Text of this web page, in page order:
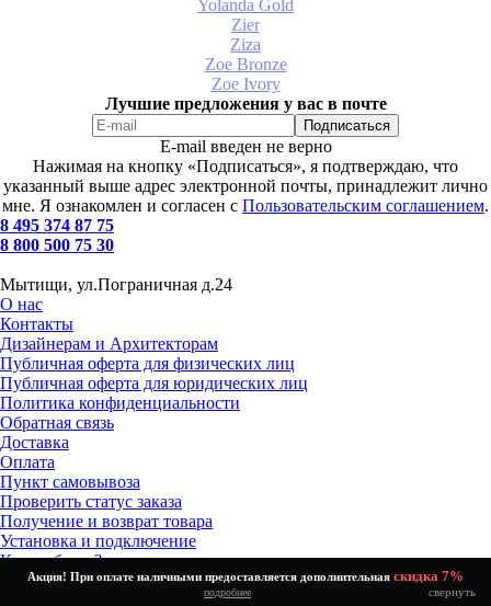
Акция! При оплате наличными предоставляется дополнительная скидка 7%
подробнее свернуть
Yolanda Gold
Zier
Ziza
Zoe Bronze
Zoe Ivory
Лучшие предложения у вас в почте
E-mail введен не верно
Нажимая на кнопку «Подписаться», я подтверждаю, что
указанный выше адрес электронной почты, принадлежит лично
мне. Я ознакомлен и согласен с Пользовательским соглашением.
8 495 374 87 75
8 800 500 75 30
Мытищи, ул.Пограничная д.24
О нас
Контакты
Дизайнерам и Архитекторам
Публичная оферта для физических лиц
Публичная оферта для юридических лиц
Политика конфиденциальности
Обратная связь
Доставка
Оплата
Пункт самовывоза
Проверить статус заказа
Получение и возврат товара
Установка и подключение
Как выбрать?
Скидки %